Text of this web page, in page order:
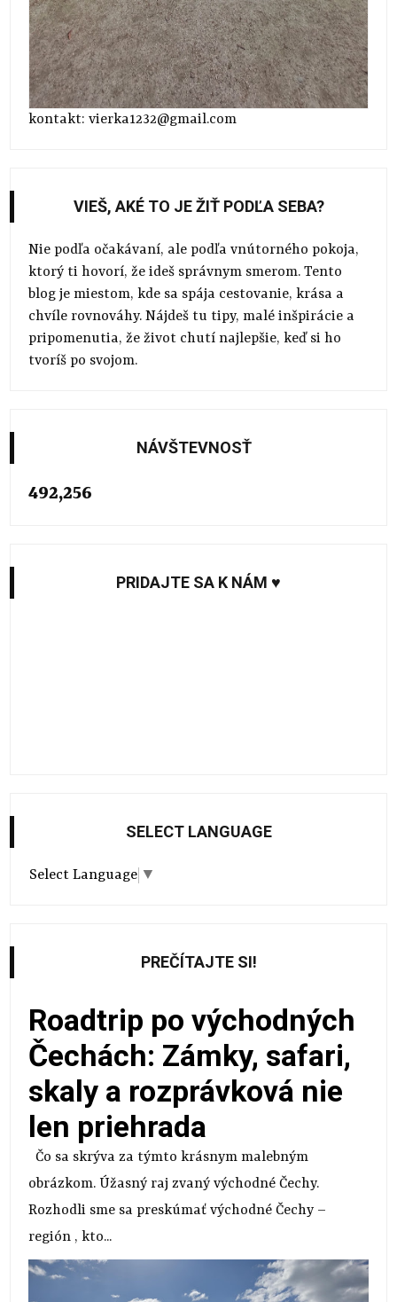
kontakt: vierka1232@gmail.com
VIEŠ, AKÉ TO JE ŽIŤ PODĽA SEBA?
Nie podľa očakávaní, ale podľa vnútorného pokoja,
ktorý ti hovorí, že ideš správnym smerom. Tento
blog je miestom, kde sa spája cestovanie, krása a
chvíle rovnováhy. Nájdeš tu tipy, malé inšpirácie a
pripomenutia, že život chutí najlepšie, keď si ho
tvoríš po svojom.
NÁVŠTEVNOSŤ
492,256
PRIDAJTE SA K NÁM ♥
SELECT LANGUAGE
Select Language ▼
PREČÍTAJTE SI!
Roadtrip po východných
Čechách: Zámky, safari,
skaly a rozprávková nie
len priehrada
Čo sa skrýva za týmto krásnym malebným
obrázkom. Úžasný raj zvaný východné Čechy.
Rozhodli sme sa preskúmať východné Čechy –
región , kto...